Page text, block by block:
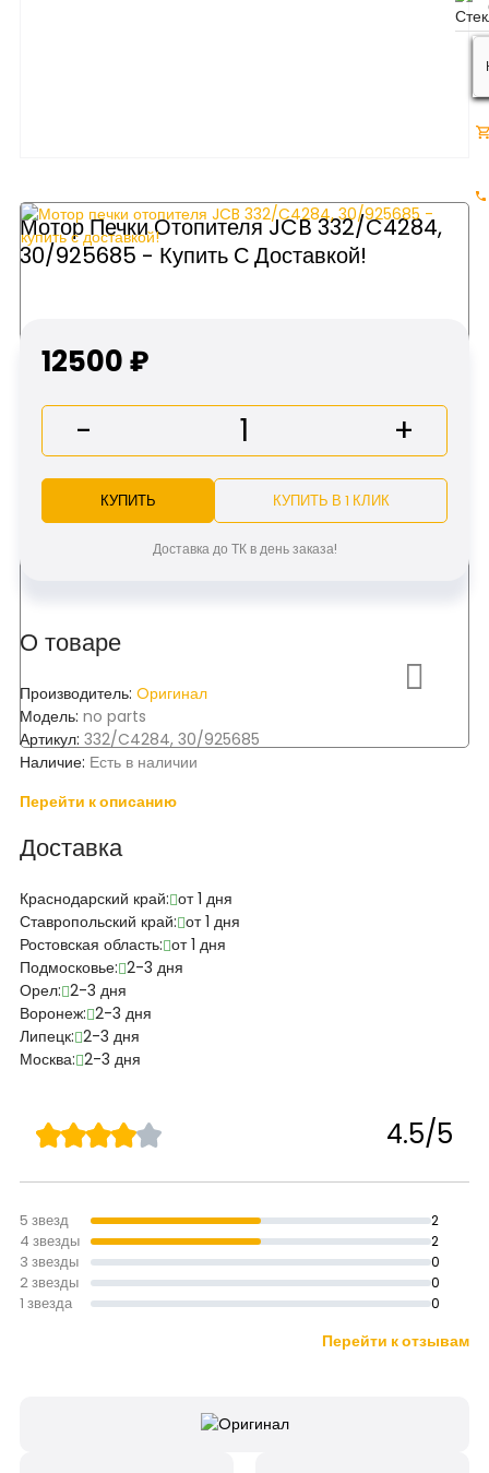
Мотор Печки Отопителя JCB 332/C4284,
30/925685 - Купить С Доставкой!
О товаре
Производитель: Oригинал
Модель: no parts
Артикул: 332/C4284, 30/925685
Наличие: Есть в наличии
Перейти к описанию
Доставка
Краснодарский край: от 1 дня
Ставропольский край: от 1 дня
Ростовская область: от 1 дня
Подмосковье: 2-3 дня
Орел: 2-3 дня
Воронеж: 2-3 дня
Липецк: 2-3 дня
Москва: 2-3 дня
12500 ₽
- +
КУПИТЬ КУПИТЬ В 1 КЛИК
Доставка до ТК в день заказа!
4.5/5
5 звезд 2
4 звезды 2
3 звезды 0
2 звезды 0
1 звезда 0
Перейти к отзывам